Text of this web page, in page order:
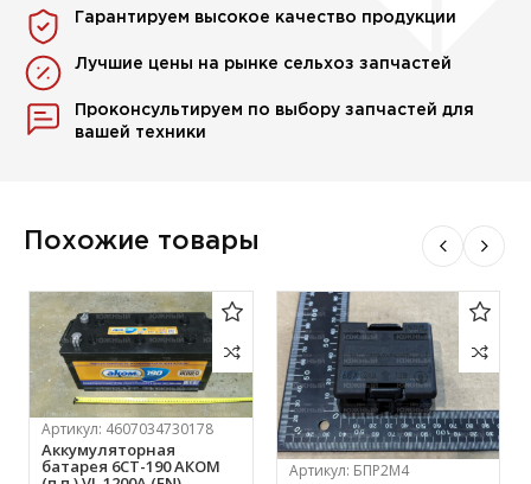
Гарантируем высокое качество продукции
Лучшие цены на рынке сельхоз запчастей
Проконсультируем по выбору запчастей для
вашей техники
Похожие товары
Артикул: 4607034730178
Аккумуляторная
батарея 6СТ-190 АКОМ Артикул: БПР2М4